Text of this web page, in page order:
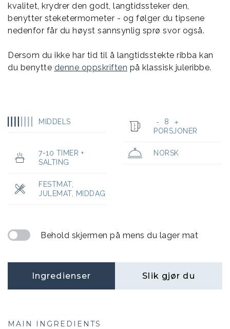
kvalitet, krydrer den godt, langtidssteker den,
benytter steketermometer - og følger du tipsene
nedenfor får du høyst sannsynlig sprø svor også.
Dersom du ikke har tid til å langtidsstekte ribba kan
du benytte denne oppskriften på klassisk juleribbe.
MIDDELS - 8 +
PORSJONER
7-10 TIMER +
SALTING
NORSK
FESTMAT,
JULEMAT, MIDDAG
Behold skjermen på mens du lager mat
Ingredienser Slik gjør du
MAIN INGREDIENTS